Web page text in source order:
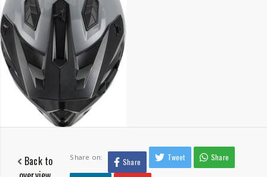
Back to
Share on: Share Tweet Share